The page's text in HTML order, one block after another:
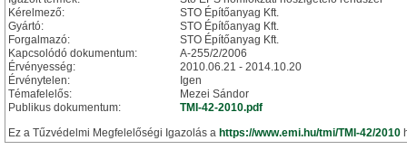
Kérelmező:
STO Építőanyag Kft.
Gyártó:
STO Építőanyag Kft.
Forgalmazó:
STO Építőanyag Kft.
Kapcsolódó dokumentum:
A-255/2/2006
Érvényesség:
2010.06.21 - 2014.10.20
Érvénytelen:
Igen
Témafelelős:
Mezei Sándor
Publikus dokumentum:
TMI-42-2010.pdf
Ez a Tűzvédelmi Megfelelőségi Igazolás a https://www.emi.hu/tmi/TMI-42/2010